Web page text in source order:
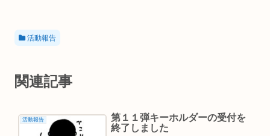
活動報告
関連記事
活動報告
第１１弾キーホルダーの受付を
終了しました